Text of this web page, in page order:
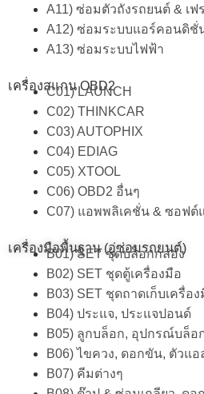
A11) ซ่อมตัวถังรถยนต์ & เ
A12) ซ่อมระบบแอร์คอนดิชั่
A13) ซ่อมระบบไฟฟ้า
เครื่องสแกน OBD2
C01) LAUNCH
C02) THINKCAR
C03) AUTOPHIX
C04) EDIAG
C05) XTOOL
C06) OBD2 อื่นๆ
C07) แอพพลิเคชั่น & ซอฟต์
เครื่องมือพื้นฐาน (อู่ซ่อมรถยนต์)
B01) SET ชุดบล็อกกล่อง
B02) SET ชุดตู้เครื่องมือ
B03) SET ชุดถาดเก็บเครื่อง
B04) ประแจ, ประแจปอนด์
B05) ลูกบล็อก, อุปกรณ์บล็อ
B06) ไขควง, ดอกขัน, ตัวแอ
B07) คีมต่างๆ